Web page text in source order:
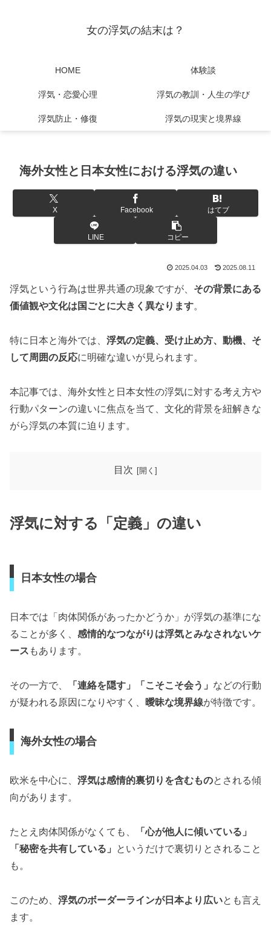
女の浮気の結末は？
HOME 体験談
浮気・恋愛心理 浮気の教訓・人生の学び
浮気防止・修復 浮気の現実と境界線
海外女性と日本女性における浮気の違い
X Facebook はてブ
LINE コピー
2025.04.03 2025.08.11
浮気という行為は世界共通の現象ですが、 その背景にある
価値観や文化は国ごとに大きく異なります。
特に日本と海外では、 浮気の定義、受け止め方、動機、そ
して周囲の反応に明確な違いが見られます。
本記事では、海外女性と日本女性の浮気に対する考え方や
行動パターンの違いに焦点を当て、文化的背景を紐解きな
がら浮気の本質に迫ります。
目次
浮気に対する「定義」の違い
日本女性の場合
日本では「肉体関係があったかどうか」が浮気の基準にな
ることが多く、 感情的なつながりは浮気とみなされないケ
ース もあります。
その一方で、 「連絡を隠す」「こそこそ会う」 などの行動
が疑われる原因になりやすく、
曖昧な境界線が特徴です。
海外女性の場合
欧米を中心に、 浮気は感情的裏切りを含むものとされる傾
向があります。
たとえ肉体関係がなくても、
「心が他人に傾いている」
「秘密を共有している」
というだけで裏切りとされること
も。
このため、 浮気のボーダーラインが日本より広いとも言え
ます。